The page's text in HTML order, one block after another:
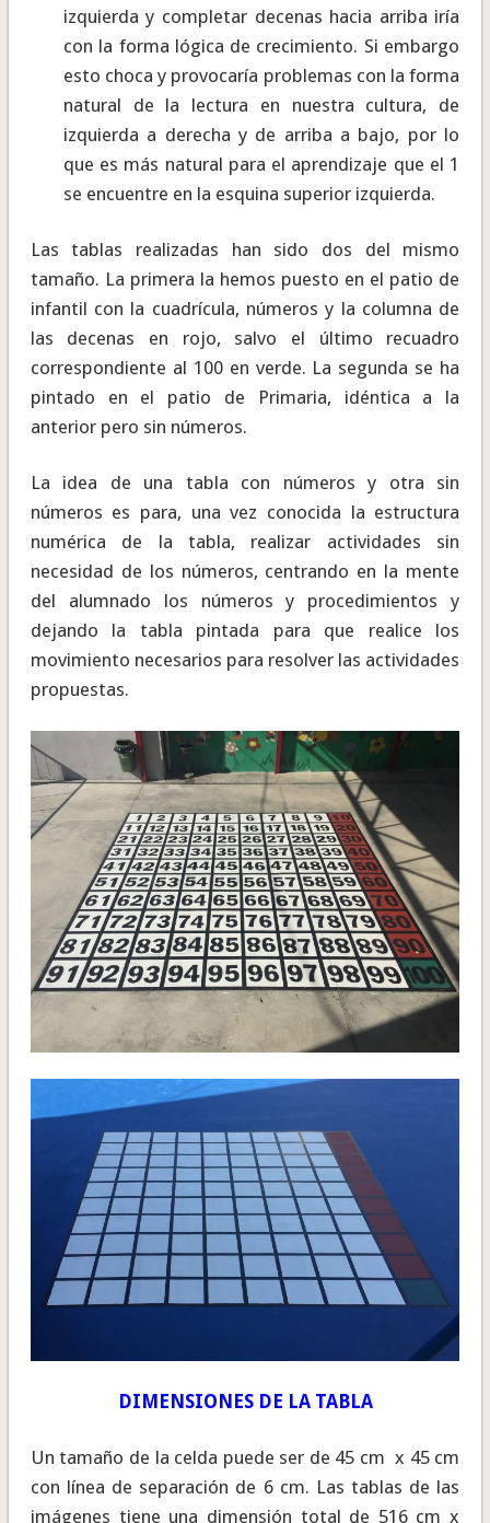
izquierda y completar decenas hacia arriba iría
con la forma lógica de crecimiento. Si embargo
esto choca y provocaría problemas con la forma
natural de la lectura en nuestra cultura, de
izquierda a derecha y de arriba a bajo, por lo
que es más natural para el aprendizaje que el 1
se encuentre en la esquina superior izquierda.
Las tablas realizadas han sido dos del mismo
tamaño. La primera la hemos puesto en el patio de
infantil con la cuadrícula, números y la columna de
las decenas en rojo, salvo el último recuadro
correspondiente al 100 en verde. La segunda se ha
pintado en el patio de Primaria, idéntica a la
anterior pero sin números.
La idea de una tabla con números y otra sin
números es para, una vez conocida la estructura
numérica de la tabla, realizar actividades sin
necesidad de los números, centrando en la mente
del alumnado los números y procedimientos y
dejando la tabla pintada para que realice los
movimiento necesarios para resolver las actividades
propuestas.
DIMENSIONES DE LA TABLA
Un tamaño de la celda puede ser de 45 cm x 45 cm
con línea de separación de 6 cm. Las tablas de las
imágenes tiene una dimensión total de 516 cm x